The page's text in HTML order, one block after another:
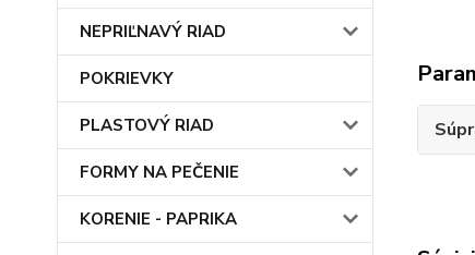
NEPRIĽNAVÝ RIAD
POKRIEVKY
PLASTOVÝ RIAD
FORMY NA PEČENIE
KORENIE - PAPRIKA